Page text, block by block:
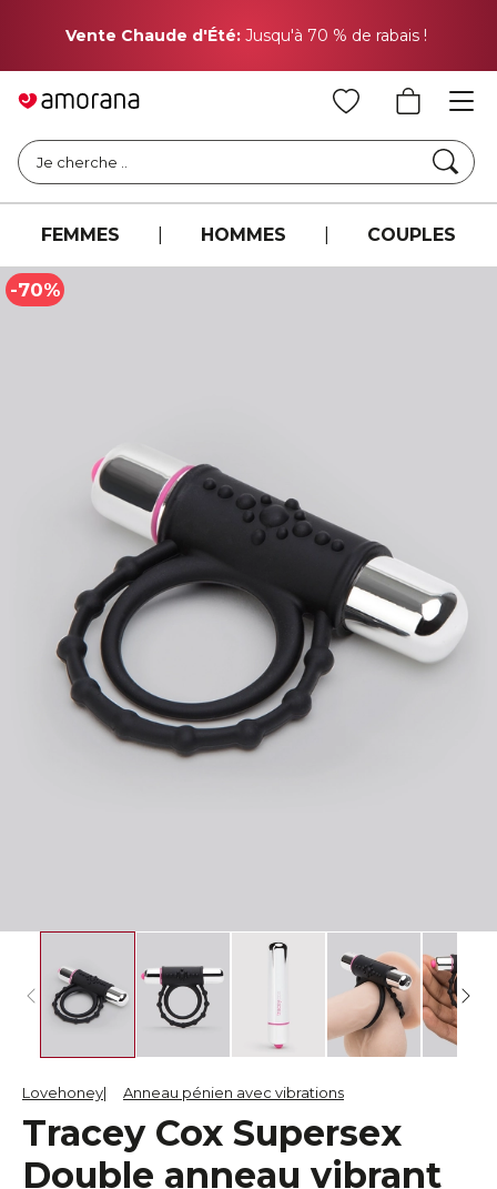
Vente Chaude d'Été: Jusqu'à 70 % de rabais !
Je cherche ..
FEMMES HOMMES COUPLES
-70%
Lovehoney Anneau pénien avec vibrations
Tracey Cox Supersex
Double anneau vibrant